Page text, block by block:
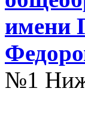
имени
№1